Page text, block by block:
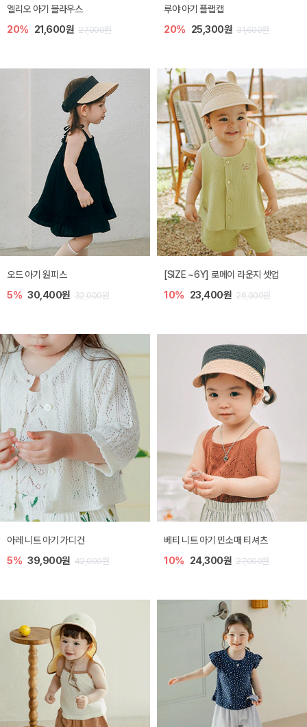
엘리오 아기 블라우스
20% 21,600원 27,000원
루야 아기 플랩캡
20% 25,300원 31,600원
오드 아기 원피스
5% 30,400원 32,000원
[SIZE ~6Y] 로메이 라운지 셋업
10% 23,400원 26,000원
아레 니트 아기 가디건
5% 39,900원 42,000원
베티 니트 아기 민소매 티셔츠
10% 24,300원 27,000원